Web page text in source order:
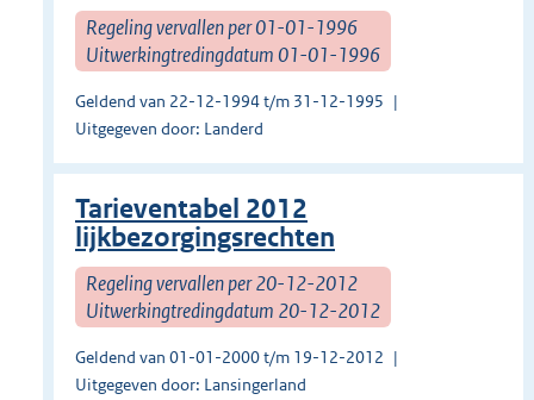
Regeling vervallen per 01-01-1996
Uitwerkingtredingdatum 01-01-1996
Geldend van 22-12-1994 t/m 31-12-1995
Uitgegeven door: Landerd
Tarieventabel 2012
lijkbezorgingsrechten
Regeling vervallen per 20-12-2012
Uitwerkingtredingdatum 20-12-2012
Geldend van 01-01-2000 t/m 19-12-2012
Uitgegeven door: Lansingerland